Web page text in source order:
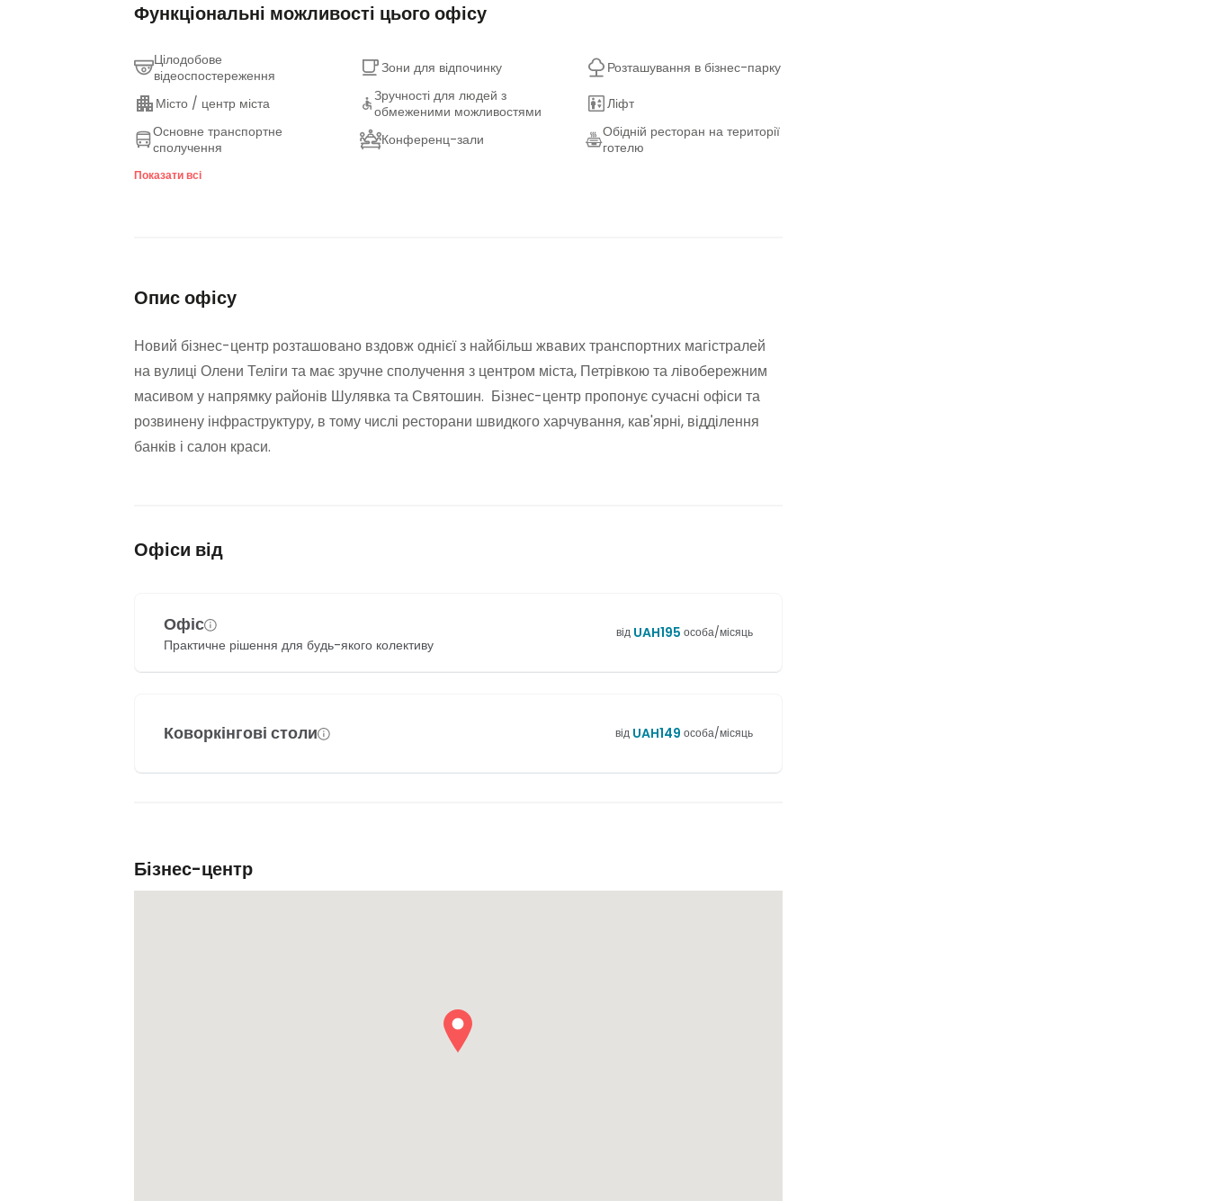
Функціональні можливості цього офісу
Цілодобове
відеоспостереження
Зони для відпочинку
Розташування в бізнес-парку
Місто / центр міста
Зручності для людей з
обмеженими можливостями
Ліфт
Основне транспортне
сполучення
Конференц-зали
Обідній ресторан на території
готелю
Бутербродна / кав'ярня на
території готелю
Показати всі
Опис офісу
Новий бізнес-центр розташовано вздовж однієї з найбільш жвавих транспортних магістралей
на вулиці Олени Теліги та має зручне сполучення з центром міста, Петрівкою та лівобережним
масивом у напрямку районів Шулявка та Святошин. Бізнес-центр пропонує сучасні офіси та
розвинену інфраструктуру, в тому числі ресторани швидкого харчування, кав'ярні, відділення
банків і салон краси.
Офіси від
Офіс
Практичне рішення для будь-якого колективу
від UAH195 особа/місяць
Коворкінгові столи від UAH149 особа/місяць
Бізнес-центр